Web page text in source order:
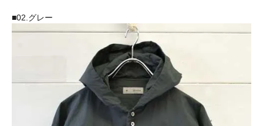
■02.グレー